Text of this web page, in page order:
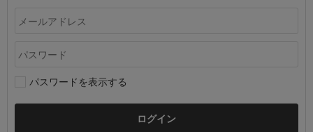
パスワードを表示する